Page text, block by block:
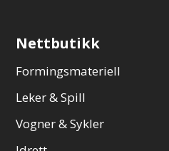
Nettbutikk
Formingsmateriell
Leker & Spill
Vogner & Sykler